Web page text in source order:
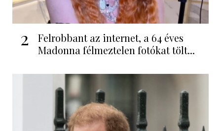
2
Felrobbant az internet, a 64 éves
Madonna félmeztelen fotókat tölt...